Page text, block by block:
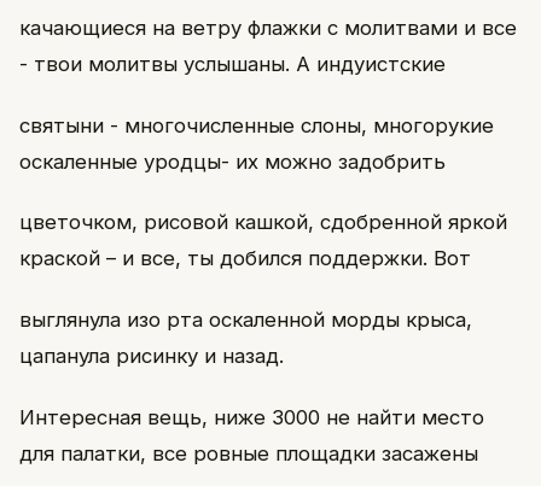
качающиеся на ветру флажки с молитвами и все
- твои молитвы услышаны. А индуистские
святыни - многочисленные слоны, многорукие
оскаленные уродцы- их можно задобрить
цветочком, рисовой кашкой, сдобренной яркой
краской – и все, ты добился поддержки. Вот
выглянула изо рта оскаленной морды крыса,
цапанула рисинку и назад.
Интересная вещь, ниже 3000 не найти место
для палатки, все ровные площадки засажены